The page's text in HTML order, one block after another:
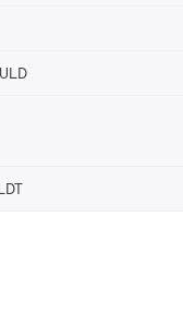
ULD